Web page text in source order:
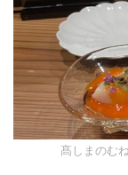
髙しまのむ